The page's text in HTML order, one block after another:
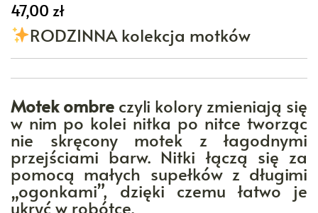
47,00 zł
RODZINNA kolekcja motków
Motek ombre czyli kolory zmieniają się
w nim po kolei nitka po nitce tworząc
nie skręcony motek z łagodnymi
przejściami barw. Nitki łączą się za
pomocą małych supełków z długimi
„ogonkami”, dzięki czemu łatwo je
ukryć w robótce.